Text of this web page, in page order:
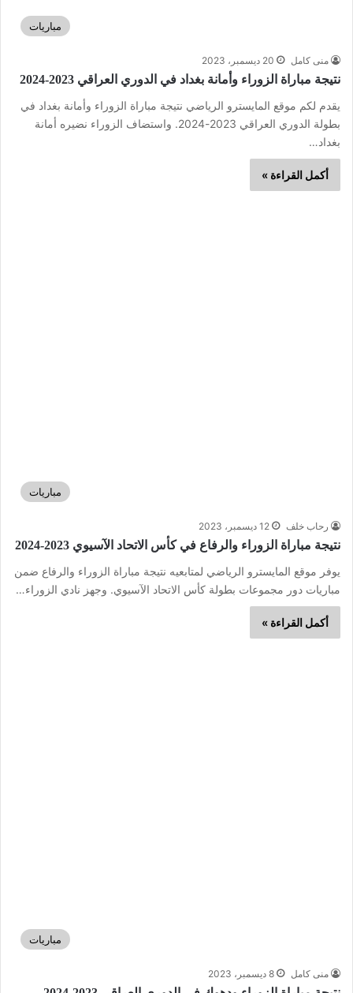
مباريات
منى كامل 20 ديسمبر، 2023
نتيجة مباراة الزوراء وأمانة بغداد في الدوري العراقي 2023-2024
يقدم لكم موقع المايسترو الرياضي نتيجة مباراة الزوراء وأمانة بغداد في
بطولة الدوري العراقي 2023-2024. واستضاف الزوراء نضيره أمانة
بغداد…
أكمل القراءة »
مباريات
رحاب خلف 12 ديسمبر، 2023
نتيجة مباراة الزوراء والرفاع في كأس الاتحاد الآسيوي 2023-2024
يوفر موقع المايسترو الرياضي لمتابعيه نتيجة مباراة الزوراء والرفاع ضمن
مباريات دور مجموعات بطولة كأس الاتحاد الآسيوي. وجهز نادي الزوراء…
أكمل القراءة »
مباريات
منى كامل 8 ديسمبر، 2023